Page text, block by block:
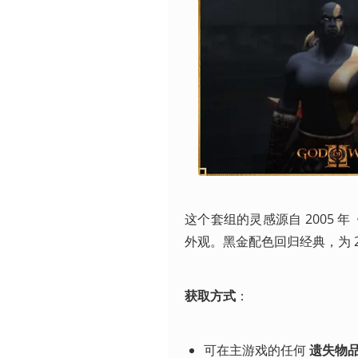
这个套组的灵感源自 2005
外观。黑金配色回归经典，为
获取方式 ：
可在主游戏的任何 遗失物